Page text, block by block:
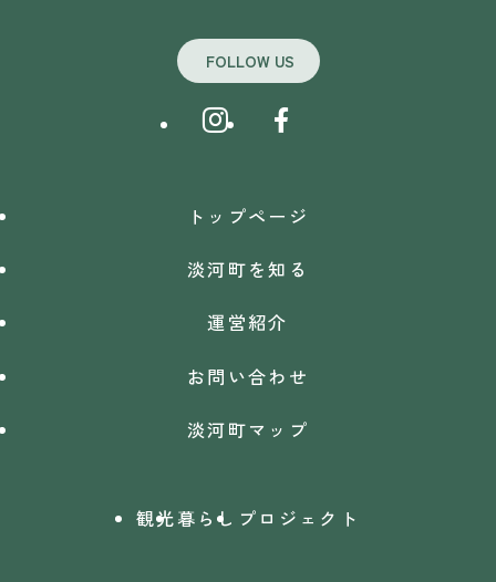
FOLLOW US
トップページ
淡河町を知る
運営紹介
お問い合わせ
淡河町マップ
観光暮らし プロジェクト